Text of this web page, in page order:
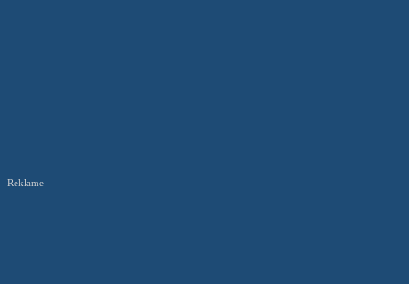
Reklame